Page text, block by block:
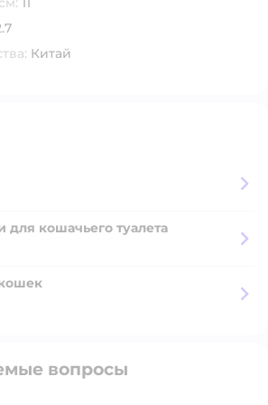
Китай
для кошачьего туалета
вопросы